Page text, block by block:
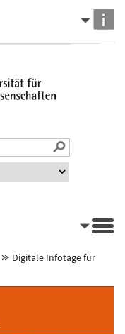
⪼ Digitale Infotage für